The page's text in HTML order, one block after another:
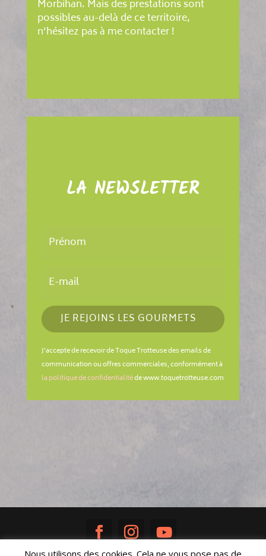
Morbihan. Mais des prestations sont
possibles au-delà de ce territoire,
n’hésitez pas à me contacter !
LA NEWSLETTER
JE REJOINS LES GOURMETS
J'accepte de recevoir de Toque Trotteuse des emails de
communication ou offres commerciales, conformément à
la politique de confidentialitéde www.toquetrotteuse.com
Nous utilisons des cookies. Cela ne vous pose pas de